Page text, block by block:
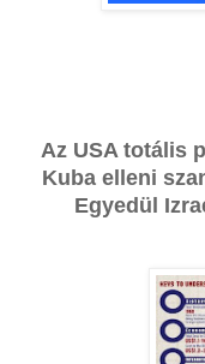
Az USA totális
Kuba elleni
Egyedül